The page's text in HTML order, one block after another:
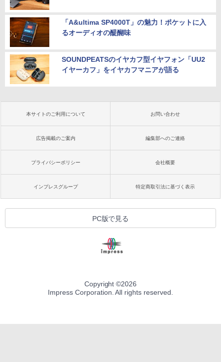
「A&ultima SP4000T」の魅力！ポケットに入
るオーディオの醍醐味
SOUNDPEATSのイヤカフ型イヤフォン「UU2
イヤーカフ」をイヤカフマニアが語る
本サイトのご利用について お問い合わせ
広告掲載のご案内 編集部へのご連絡
プライバシーポリシー 会社概要
インプレスグループ 特定商取引法に基づく表示
PC版で見る
Copyright ©2026
Impress Corporation. All rights reserved.